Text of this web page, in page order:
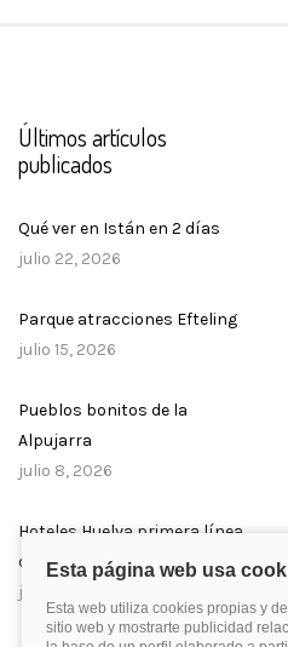
Últimos artículos
publicados
Qué ver en Istán en 2 días
julio 22, 2026
Parque atracciones Efteling
julio 15, 2026
Pueblos bonitos de la
Alpujarra
julio 8, 2026
Hoteles Huelva primera línea
de playa
julio 1, 2026